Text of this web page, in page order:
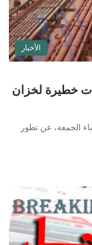
الأخبار
خطيرة لخزان
الجمعة، عن تطور